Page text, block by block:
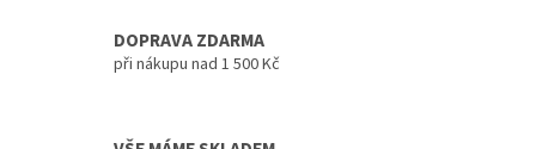
DOPRAVA ZDARMA
při nákupu nad 1 500 Kč